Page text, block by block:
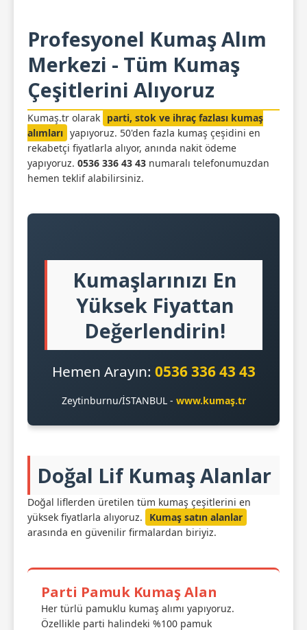
Profesyonel Kumaş Alım
Merkezi - Tüm Kumaş
Çeşitlerini Alıyoruz
Kumaş.tr olarak parti, stok ve ihraç fazlası kumaş
alımları yapıyoruz. 50'den fazla kumaş çeşidini en
rekabetçi fiyatlarla alıyor, anında nakit ödeme
yapıyoruz. 0536 336 43 43 numaralı telefonumuzdan
hemen teklif alabilirsiniz.
Kumaşlarınızı En
Yüksek Fiyattan
Değerlendirin!
Hemen Arayın: 0536 336 43 43
Zeytinburnu/İSTANBUL - www.kumaş.tr
Doğal Lif Kumaş Alanlar
Doğal liflerden üretilen tüm kumaş çeşitlerini en
yüksek fiyatlarla alıyoruz.
Kumaş satın alanlar
arasında en güvenilir firmalardan biriyiz.
Parti Pamuk Kumaş Alan
Her türlü pamuklu kumaş alımı yapıyoruz.
Özellikle parti halindeki %100 pamuk